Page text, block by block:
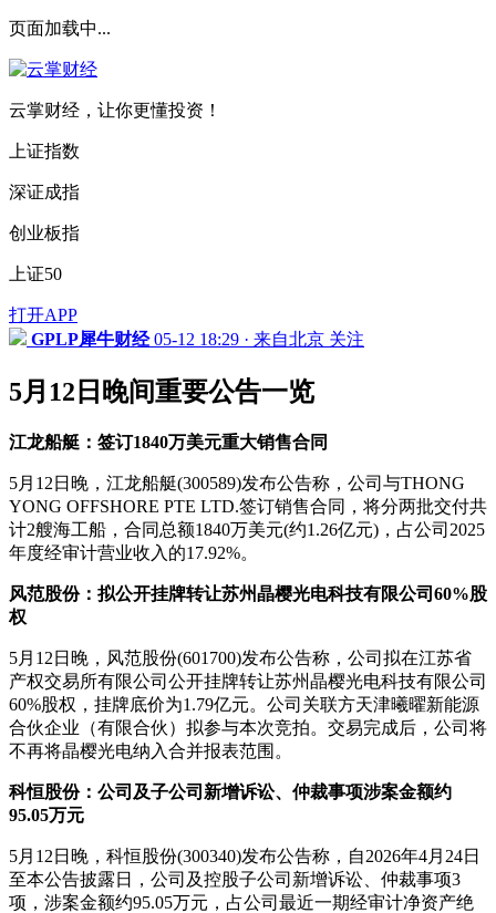
页面加载中...
云掌财经，让你更懂投资！
上证指数
深证成指
创业板指
上证50
打开APP
GPLP犀牛财经 05-12 18:29 · 来自北京 关注
5月12日晚间重要公告一览
江龙船艇：签订1840万美元重大销售合同
5月12日晚，江龙船艇(300589)发布公告称，公司与THONG
YONG OFFSHORE PTE LTD.签订销售合同，将分两批交付共
计2艘海工船，合同总额1840万美元(约1.26亿元)，占公司2025
年度经审计营业收入的17.92%。
风范股份：拟公开挂牌转让苏州晶樱光电科技有限公司60%股
权
5月12日晚，风范股份(601700)发布公告称，公司拟在江苏省
产权交易所有限公司公开挂牌转让苏州晶樱光电科技有限公司
60%股权，挂牌底价为1.79亿元。公司关联方天津曦曜新能源
合伙企业（有限合伙）拟参与本次竞拍。交易完成后，公司将
不再将晶樱光电纳入合并报表范围。
科恒股份：公司及子公司新增诉讼、仲裁事项涉案金额约
95.05万元
5月12日晚，科恒股份(300340)发布公告称，自2026年4月24日
至本公告披露日，公司及控股子公司新增诉讼、仲裁事项3
项，涉案金额约95.05万元，占公司最近一期经审计净资产绝